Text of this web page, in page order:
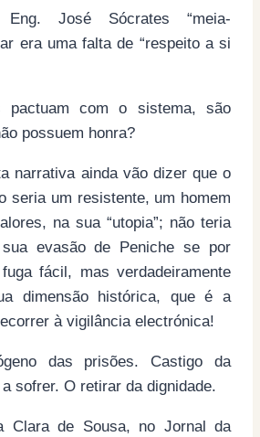
José Sócrates “meia-
era uma falta de “respeito a si
pactuam com o sistema, são
possuem honra?
narrativa ainda vão dizer que o
seria um resistente, um homem
na sua “utopia”; não teria
sua evasão de Peniche se por
fácil, mas verdadeiramente
dimensão histórica, que é a
à vigilância electrónica!
das prisões. Castigo da
sofrer. O retirar da dignidade.
Clara de Sousa, no Jornal da